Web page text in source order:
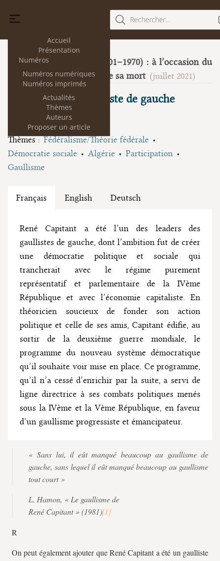
Accueil
Présentation
Numéros
Numéros numériques
Numéros imprimés
Actualités
Thèmes
Auteurs
Proposer un article
Rechercher...
26
René Capitant (1901–1970) : à l’occasion du
50e anniversaire de sa mort (juillet 2021)
René Capitant, gaulliste de gauche
Alain Laquièze
Thèmes : Fédéralisme/Théorie fédérale
Démocratie sociale
Algérie
Participation
Gaullisme
Français English Deutsch
René Capitant a été l’un des leaders des
gaullistes de gauche, dont l’ambition fut de créer
une démocratie politique et sociale qui
trancherait avec le régime purement
représentatif et parlementaire de la IVème
République et avec l’économie capitaliste. En
théoricien soucieux de fonder son action
politique et celle de ses amis, Capitant édifie, au
sortir de la deuxième guerre mondiale, le
programme du nouveau système démocratique
qu’il souhaite voir mise en place. Ce programme,
qu’il n’a cessé d’enrichir par la suite, a servi de
ligne directrice à ses combats politiques menés
sous la IVème et la Vème République, en faveur
d’un gaullisme progressiste et émancipateur.
« Sans lui, il eût manqué beaucoup au gaullisme de
gauche, sans lequel il eût manqué beaucoup au gaullisme
tout court »
L. Hamon, « Le gaullisme de
René Capitant » (1981)
R
On peut également ajouter que René Capitant a été un gaulliste